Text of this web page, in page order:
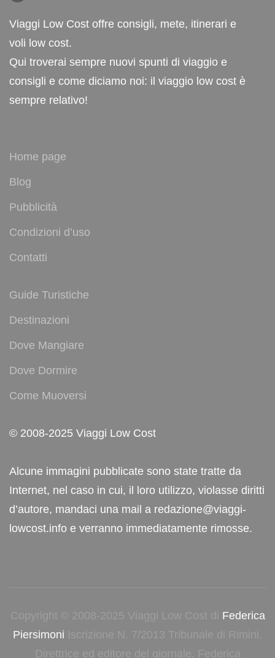
Viaggi Low Cost offre consigli, mete, itinerari e
voli low cost.
Qui troverai sempre nuovi spunti di viaggio e
consigli e come diciamo noi: il viaggio low cost è
sempre relativo!
Home page
Blog
Pubblicità
Condizioni d’uso
Contatti
Guide Turistiche
Destinazioni
Dove Mangiare
Dove Dormire
Come Muoversi
© 2008-2025 Viaggi Low Cost
Alcune immagini pubblicate sono state tratte da
Internet, nel caso in cui, il loro utilizzo, violasse diritti
d’autore, mandaci una mail a redazione@viaggi-
lowcost.info e verranno immediatamente rimosse.
Copyright © 2008-2025 Viaggi Low Cost di Federica
Piersimoni Iscrizione N. 7/2013 Tribunale di Rimini.
Direttrice ed editore del giornale, Federica